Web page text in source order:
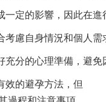
一定的影響，因此在
考慮自身情況和個人
充分的心理準備，避
效的避孕方法，但